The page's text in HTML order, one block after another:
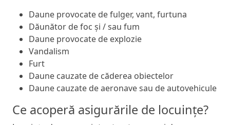
Daune provocate de fulger, vant, furtuna
Dăunător de foc și / sau fum
Daune provocate de explozie
Vandalism
Furt
Daune cauzate de căderea obiectelor
Daune cauzate de aeronave sau de autovehicule
Ce acoperă asigurările de locuințe?